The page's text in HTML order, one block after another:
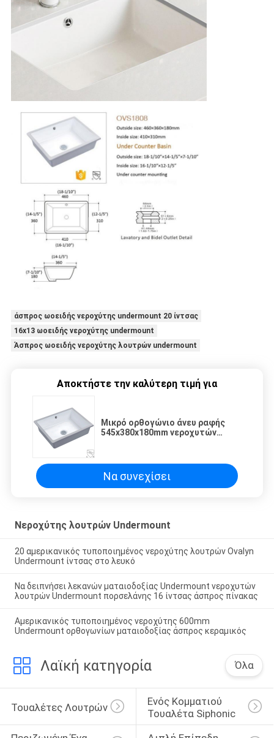
άσπρος ωοειδής νεροχύτης undermount 20 ίντσας
16x13 ωοειδής νεροχύτης undermount
Άσπρος ωοειδής νεροχύτης λουτρών undermount
Αποκτήστε την καλύτερη τιμή για
Μικρό ορθογώνιο άνευ ραφής
545x380x180mm νεροχυτών
Να συνεχίσει
Νεροχύτης λουτρών Undermount
20 αμερικανικός τυποποιημένος νεροχύτης λουτρών Ovalyn
Undermount ίντσας στο λευκό
Να δειπνήσει λεκανών ματαιοδοξίας Undermount νεροχυτών
λουτρών Undermount πορσελάνης 16 ίντσας άσπρος πίνακας
Αμερικανικός τυποποιημένος νεροχύτης 600mm
Undermount ορθογωνίων ματαιοδοξίας άσπρος κεραμικός
Λαϊκή κατηγορία Όλα
Τουαλέτες Λουτρών
Ενός Κομματιού
Τουαλέτα Siphonic